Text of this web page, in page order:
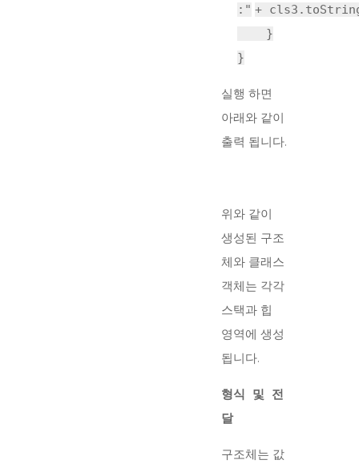
:" +
}
}
실행 하면
아래와 같이
출력 됩니다.
위와 같이
생성된 구조
체와 클래스
객체는 각각
스택과 힙
영역에 생성
됩니다.
형식 및 전
달
구조체는 값